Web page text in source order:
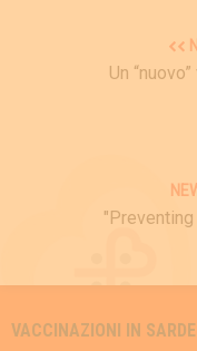
Un
VACCINAZIONI IN